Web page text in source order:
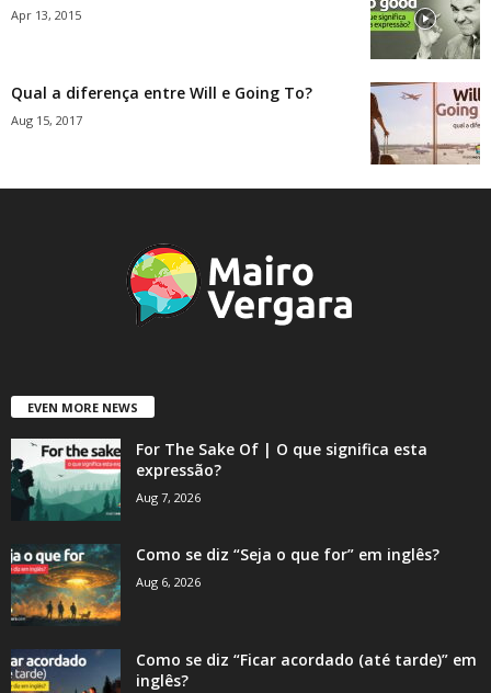
Apr 13, 2015
Qual a diferença entre Will e Going To?
Aug 15, 2017
EVEN MORE NEWS
For The Sake Of | O que significa esta
expressão?
Aug 7, 2026
Como se diz “Seja o que for” em inglês?
Aug 6, 2026
Como se diz “Ficar acordado (até tarde)” em
inglês?